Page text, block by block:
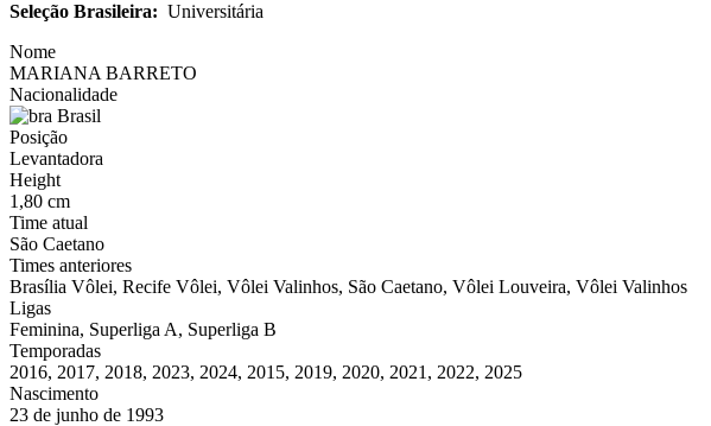
Seleção Brasileira: Universitária
Nome
MARIANA BARRETO
Nacionalidade
Brasil
Posição
Levantadora
Height
1,80 cm
Time atual
São Caetano
Times anteriores
Brasília Vôlei, Recife Vôlei, Vôlei Valinhos, São Caetano, Vôlei Louveira, Vôlei Valinhos
Ligas
Feminina, Superliga A, Superliga B
Temporadas
2016, 2017, 2018, 2023, 2024, 2015, 2019, 2020, 2021, 2022, 2025
Nascimento
23 de junho de 1993